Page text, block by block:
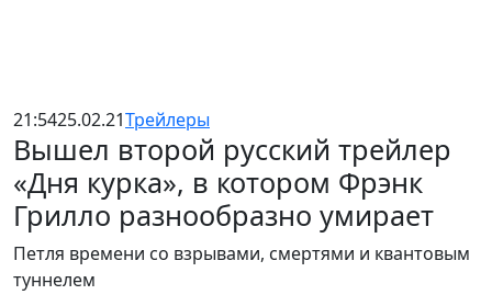
21:5425.02.21Трейлеры
Вышел второй русский трейлер
«Дня курка», в котором Фрэнк
Грилло разнообразно умирает
Петля времени со взрывами, смертями и квантовым
туннелем